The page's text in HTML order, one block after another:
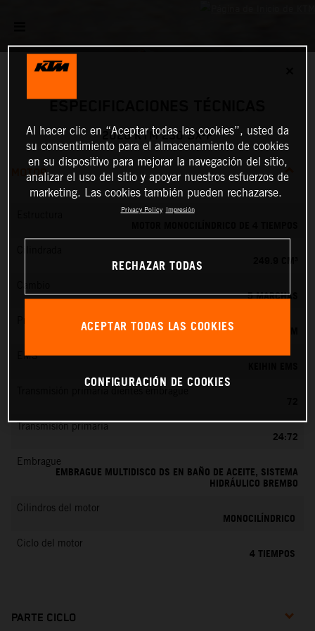
2026 KTM 250 SX-F
MOTOR
5 MARCHAS
Preparación de la mezcla
KEIHIN EFI, TOBERA DE 44 MM
EMS
Transmisión primaria
24:72
Embrague
EMBRAGUE MULTIDISCO DS EN BAÑO DE ACEITE, SISTEMA
HIDRÁULICO BREMBO
Cilindros del motor
MONOCILÍNDRICO
Ciclo del motor
4 TIEMPOS
PARTE CICLO
Al hacer clic en “Aceptar todas las cookies”, usted da
su consentimiento para el almacenamiento de cookies
en su dispositivo para mejorar la navegación del sitio,
analizar el uso del sitio y apoyar nuestros esfuerzos de
marketing. Las cookies también pueden rechazarse.
Privacy Policy Impresión
RECHAZAR TODAS
ACEPTAR TODAS LAS COOKIES
CONFIGURACIÓN DE COOKIES